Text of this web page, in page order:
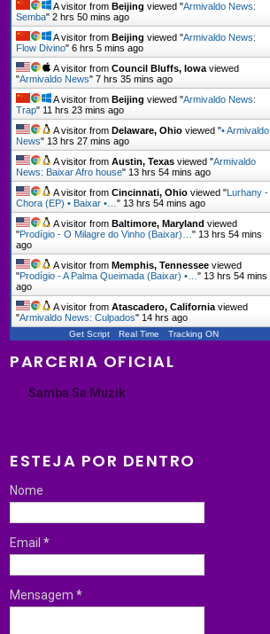
A visitor from Beijing viewed "Armivaldo News:
Semba"2 hrs 50 mins ago
A visitor from Beijing viewed "Armivaldo News:
Flow Divino"6 hrs 5 mins ago
A visitor fromCouncil Bluffs, Iowa viewed
"Armivaldo News"7 hrs 35 mins ago
A visitor from Beijing viewed "Armivaldo News:
Trap" 11 hrs 23 mins ago
A visitor from Delaware, Ohio viewed "• Armivaldo
News" 13 hrs 27 mins ago
A visitor fromAustin, Texas viewed "Armivaldo
News: Baixar Afro house" 13 hrs 54 mins ago
A visitor fromCincinnati, Ohio viewed " Lurhany -
Chora (EP) • Baixar •…" 13 hrs 54 mins ago
A visitor from Baltimore, Maryland viewed
"Prodígio - O Milagre do Vinho (Baixar)…" 13 hrs 54 mins
ago
A visitor from Memphis, Tennessee viewed
"Prodígio - A Palma Queimada (Baixar) •…" 13 hrs 54 mins
ago
A visitor fromAtascadero, California viewed
"Armivaldo News: Culpados" 14 hrs ago
Get Script Real Time Tracking ON
PARCERIA OFICIAL
Samba Sa Muzik
ESTEJA POR DENTRO
Nome
Email*
Mensagem*